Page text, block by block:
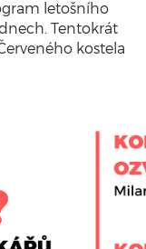
letošního
Tentokrát
kostela